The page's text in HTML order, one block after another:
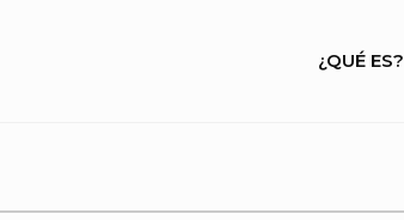
Site
¿QUÉ ES?